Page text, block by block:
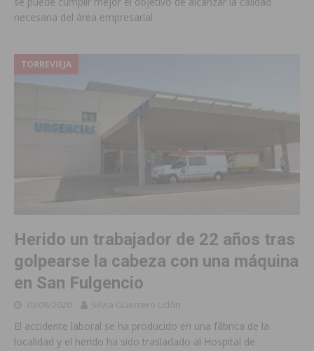
necesaria del área empresarial
TORREVIEJA
Herido un trabajador de 22 años tras
golpearse la cabeza con una máquina
en San Fulgencio
30/09/2020 Silvia Guerrero Lidón
El accidente laboral se ha producido en una fábrica de la
localidad y el herido ha sido trasladado al Hospital de